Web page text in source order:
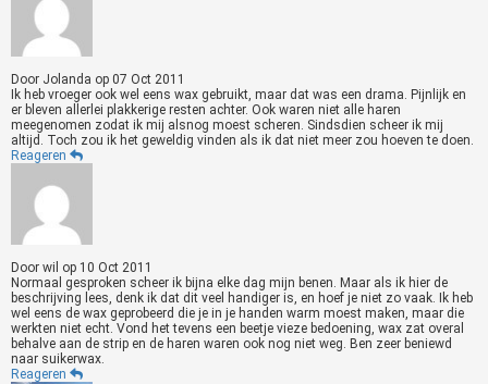
Door Jolanda op 07 Oct 2011
Ik heb vroeger ook wel eens wax gebruikt, maar dat was een drama. Pijnlijk en
er bleven allerlei plakkerige resten achter. Ook waren niet alle haren
meegenomen zodat ik mij alsnog moest scheren. Sindsdien scheer ik mij
altijd. Toch zou ik het geweldig vinden als ik dat niet meer zou hoeven te doen.
Reageren
Door wil op 10 Oct 2011
Normaal gesproken scheer ik bijna elke dag mijn benen. Maar als ik hier de
beschrijving lees, denk ik dat dit veel handiger is, en hoef je niet zo vaak. Ik heb
wel eens de wax geprobeerd die je in je handen warm moest maken, maar die
werkten niet echt. Vond het tevens een beetje vieze bedoening, wax zat overal
behalve aan de strip en de haren waren ook nog niet weg. Ben zeer beniewd
naar suikerwax.
Reageren